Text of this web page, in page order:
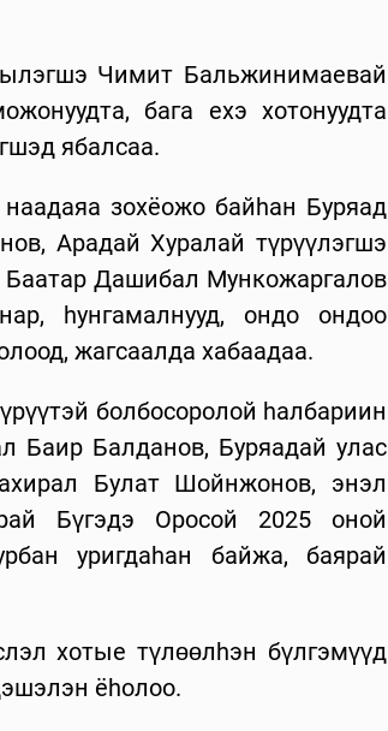
Чимит Бальжинимаевай
бага ехэ хотонуудта
ябалсаа.
зохёожо байhан Буряад
Арадай Хуралай түрүүлэгшэ
Дашибал Мункожаргалов
hунгамалнууд, ондо ондоо
жагсаалда хабаадаа.
болбосоролой hалбариин
Баир Балданов, Буряадай улас
Булат Шойнжонов, энэл
Бүгэдэ Оросой 2025 оной
уригдаhан байжа, баярай
хотые түлөөлhэн бүлгэмүүд
ёhолоо.